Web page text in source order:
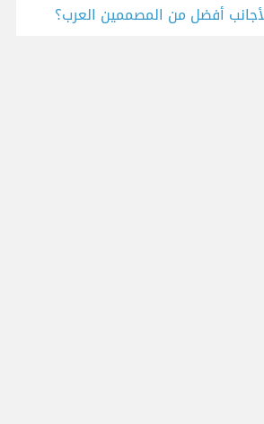
أفضل من المصممين العرب؟